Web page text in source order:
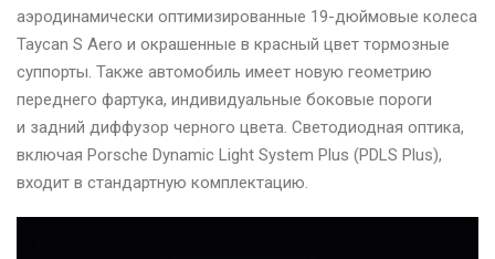
аэродинамически оптимизированные 19-дюймовые колеса
Taycan S Aero и окрашенные в красный цвет тормозные
суппорты. Также автомобиль имеет новую геометрию
переднего фартука, индивидуальные боковые пороги
и задний диффузор черного цвета. Светодиодная оптика,
включая Porsche Dynamic Light System Plus (PDLS Plus),
входит в стандартную комплектацию.